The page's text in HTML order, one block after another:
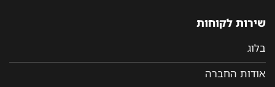
שירות לקוחות
בלוג
אודות החברה